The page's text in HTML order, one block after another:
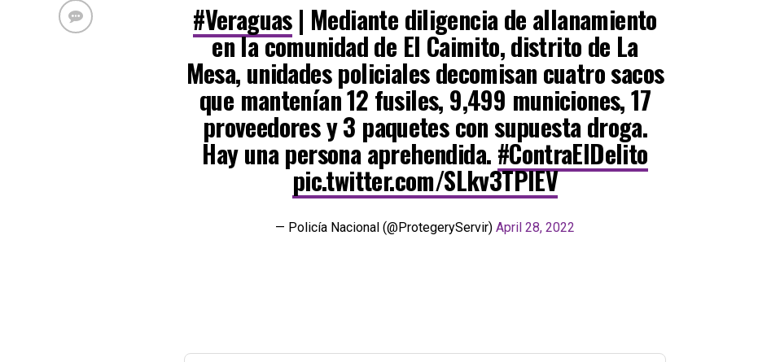
#Veraguas| Mediante diligencia de allanamiento
en la comunidad de El Caimito, distrito de La
Mesa, unidades policiales decomisan cuatro sacos
que mantenían 12 fusiles, 9,499 municiones, 17
proveedores y 3 paquetes con supuesta droga.
Hay una persona aprehendida. #ContraElDelito
pic.twitter.com/SLkv3TPIEV
— Policía Nacional (@ProtegeryServir) April 28, 2022